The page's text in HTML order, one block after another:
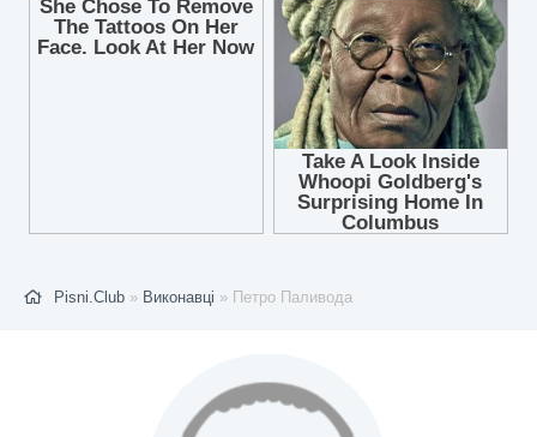
Pisni.Club » Виконавці » Петро Паливода